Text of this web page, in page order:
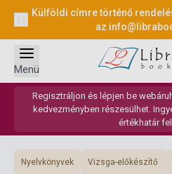
Külföldi címre történő
az
Regisztráljon és lépjen be
kedvezményben részesülhet.
értékhatár
Menü
Nyelvkönyvek Vizsga-előkészítő